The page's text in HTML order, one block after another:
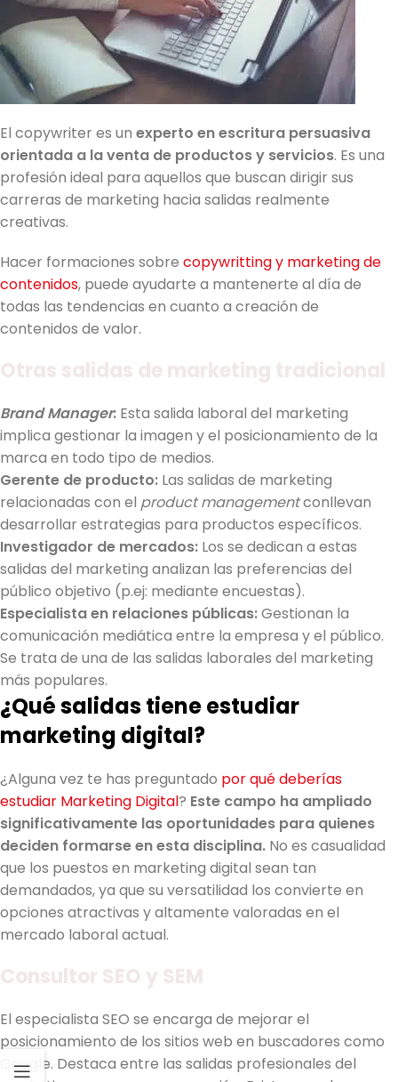
El copywriter es un experto en escritura persuasiva
orientada a la venta de productos y servicios. Es una
profesión ideal para aquellos que buscan dirigir sus
carreras de marketing hacia salidas realmente
creativas.
Hacer formaciones sobre copywritting y marketing de
contenidos, puede ayudarte a mantenerte al día de
todas las tendencias en cuanto a creación de
contenidos de valor.
Brand Manager: Esta salida laboral del marketing
implica gestionar la imagen y el posicionamiento de la
marca en todo tipo de medios.
Gerente de producto: Las salidas de marketing
relacionadas con el product managementconllevan
desarrollar estrategias para productos específicos.
Investigador de mercados: Los se dedican a estas
salidas del marketing analizan las preferencias del
público objetivo (p.ej: mediante encuestas).
Especialista en relaciones públicas:Gestionan la
comunicación mediática entre la empresa y el público.
Se trata de una de las salidas laborales del marketing
más populares.
¿Qué salidas tiene estudiar
marketing digital?
¿Alguna vez te has preguntado por qué deberías
estudiar Marketing Digital? Este campo ha ampliado
significativamente las oportunidades para quienes
deciden formarse en esta disciplina. No es casualidad
que los puestos en marketing digital sean tan
demandados, ya que su versatilidad los convierte en
opciones atractivas y altamente valoradas en el
mercado laboral actual.
El especialista SEO se encarga de mejorar el
posicionamiento de los sitios web en buscadores como
Google. Destaca entre las salidas profesionales del